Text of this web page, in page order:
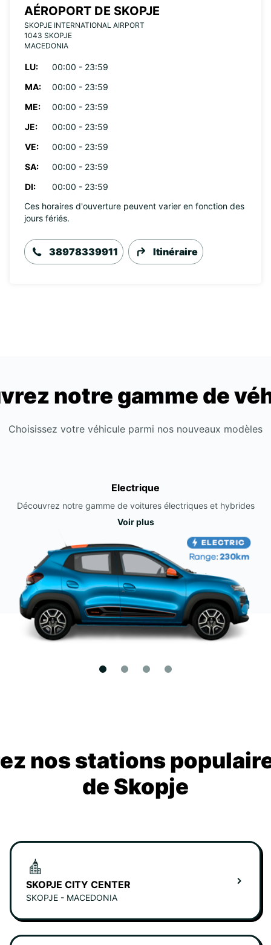
AÉROPORT DE SKOPJE
SKOPJE INTERNATIONAL AIRPORT
1043 SKOPJE
MACEDONIA
LU:
00:00 - 23:59
MA:
00:00 - 23:59
ME:
00:00 - 23:59
JE:
00:00 - 23:59
VE:
00:00 - 23:59
SA:
00:00 - 23:59
DI:
00:00 - 23:59
Ces horaires d'ouverture peuvent varier en fonction des
jours fériés.
38978339911 Itinéraire
notre gamme de
Choisissez votre véhicule parmi nos nouveaux modèles
Electrique
Découvrez notre gamme de voitures électriques et hybrides
Voir plus
nos stations
de Skopje
SKOPJE CITY CENTER
SKOPJE - MACEDONIA